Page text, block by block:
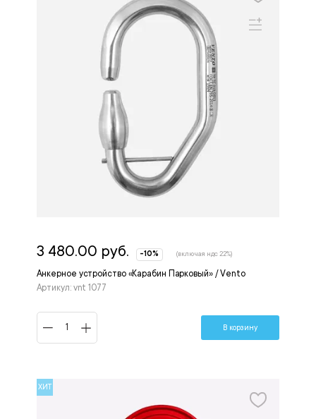
Анкерное устройство «Карабин Парковый» / Vento
Артикул: vnt 1077
3 480.00 руб. -10% (включая ндс 22%)
В корзину
ХИТ